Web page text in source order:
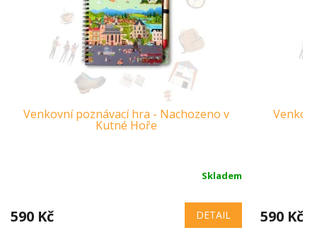
Venkovní poznávací hra - Nachozeno v
Kutné Hoře
Skladem
590 Kč DETAIL 590 Kč